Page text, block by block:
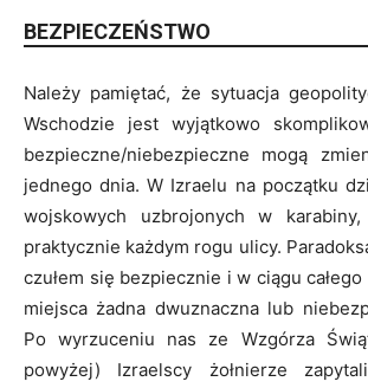
BEZPIECZEŃSTWO
Należy pamiętać, że sytuacja
Wschodzie jest wyjątkowo
bezpieczne/niebezpieczne mogą
jednego dnia. W Izraelu na początku
wojskowych uzbrojonych w
praktycznie każdym rogu ulicy.
czułem się bezpiecznie i w ciągu
miejsca żadna dwuznaczna lub
Po wyrzuceniu nas ze Wzgórza
powyżej) Izraelscy żołnierze